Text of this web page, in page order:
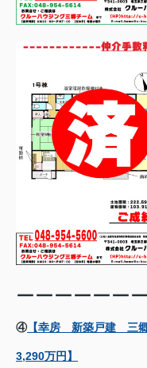
ーーーーーー
④【幸房 新築戸建 三
3,290万円】